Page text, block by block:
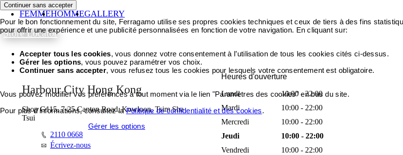
FEMMEHOMMEGALLERY
Store Locator
Harbour City Hong Kong
Shop G115, 7-25 Canton Road, Kowloon, Tsim Sha
Tsui
2110 0668
Écrivez-nous
Heures d'ouverture
Lundi
10:00 - 22:00
Mardi
10:00 - 22:00
Mercredi
10:00 - 22:00
Jeudi
10:00 - 22:00
Vendredi
10:00 - 22:00
Continuer sans accepter
Pour le bon fonctionnement du site, Ferragamo utilise ses propres cookies techniques et ceux de tiers à des fins
pour offrir une expérience et une publicité personnalisées en fonction de votre navigation. En cliquant sur:
Accepter tous les cookies, vous donnez votre consentement à l’utilisation de tous les cookies cités ci-dessus.
Gérer les options, vous pouvez paramétrer vos choix.
Continuer sans accepter, vous refusez tous les cookies pour lesquels votre consentement est obligatoire.
Vous pouvez modifier vos préférences à tout moment via le lien "Paramètres des cookies" en bas du site.
Pour plus d'informations, consultez laPolitique de confidentialité et des cookies.
Gérer les options